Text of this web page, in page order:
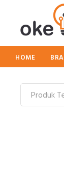
HOME